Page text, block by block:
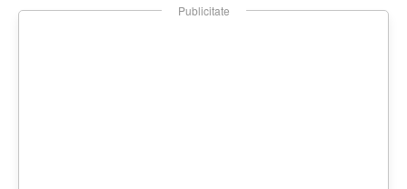
Publicitate